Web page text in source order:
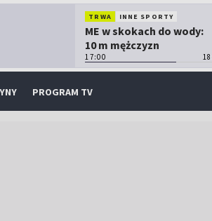
TRWA INNE SPORTY
ME w skokach do wody:
10 m mężczyzn
17:00
PROGRAM TV